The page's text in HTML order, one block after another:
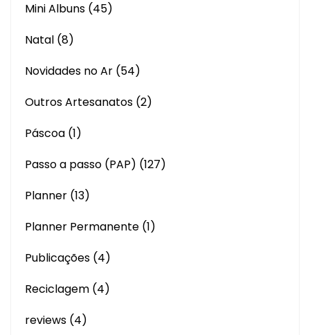
Mini Albuns (45)
Natal (8)
Novidades no Ar (54)
Outros Artesanatos (2)
Páscoa (1)
Passo a passo (PAP) (127)
Planner (13)
Planner Permanente (1)
Publicações (4)
Reciclagem (4)
reviews (4)